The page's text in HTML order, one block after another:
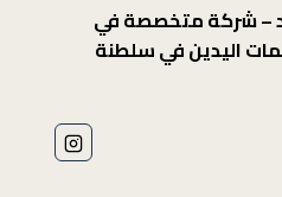
– شركة متخصصة في
اليدين في سلطنة